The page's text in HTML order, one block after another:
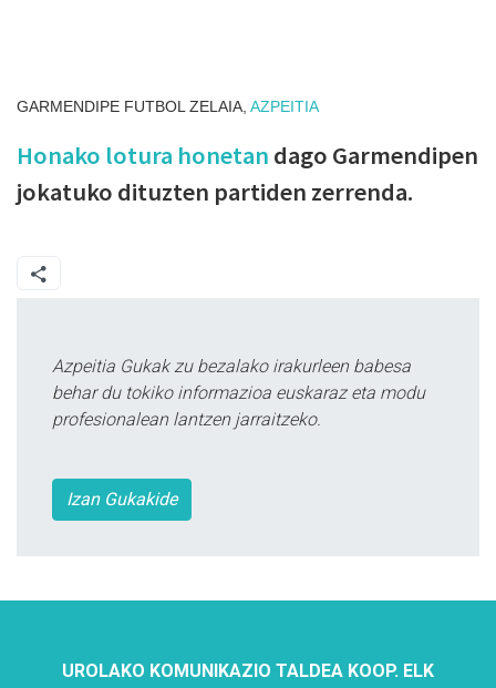
GARMENDIPE FUTBOL ZELAIA, AZPEITIA
Honako lotura honetan dago Garmendipen
jokatuko dituzten partiden zerrenda.
Azpeitia Gukak zu bezalako irakurleen babesa
behar du tokiko informazioa euskaraz eta modu
profesionalean lantzen jarraitzeko.
Izan Gukakide
UROLAKO KOMUNIKAZIO TALDEA KOOP. ELK